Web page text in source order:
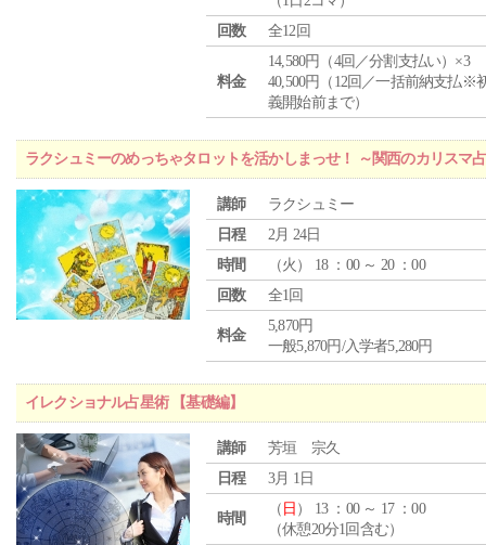
回数
全12回
料金
14,580円（4回／分割支払い）×3
40,500円（12回／一括前納支払※
義開始前まで）
ラクシュミーのめっちゃタロットを活かしまっせ！ ～関西のカリスマ
講師
ラクシュミー
日程
2月 24日
時間
（火 ） 18 ：00 ～ 20 ：00
回数
全1回
料金
5,870円
一般5,870円/入学者5,280円
イレクショナル占星術 【基礎編】
講師
芳垣 宗久
日程
3月 1日
時間
（ 日 ） 13 ：00 ～ 17 ：00
（休憩20分1回含む）